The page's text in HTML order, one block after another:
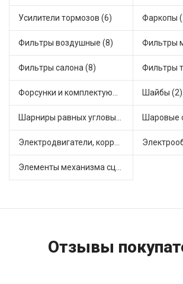
Усилители тормозов (6) Фаркопы
Фильтры воздушные (8) Фильтры
Фильтры салона (8) Фильтры
Форсунки и комплектующие (3) Шайбы (2)
Шарниры равных угловых скоростей, приводные валы (8) Шаровые
Электродвигатели, корректоры и приводы автомобильн (25)
Элементы механизма сцепления (38)
Отзывы